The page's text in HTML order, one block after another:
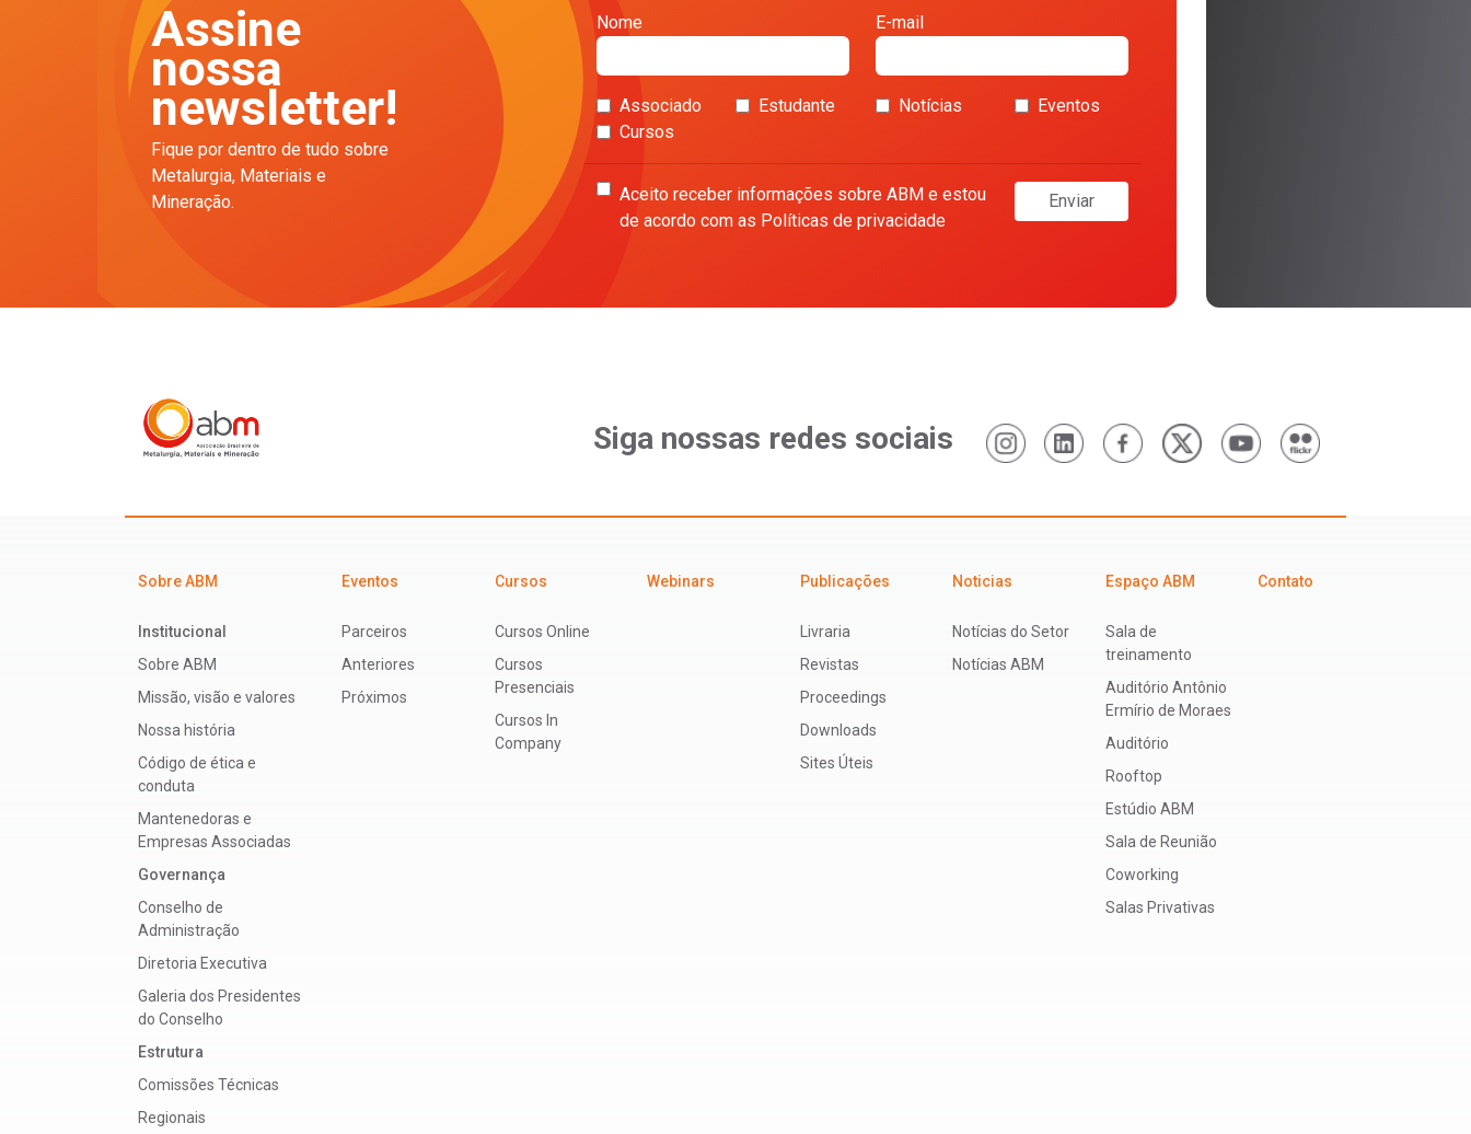
Assine
nossa
newsletter!
Fique por dentro de tudo sobre
Metalurgia, Materiais e
Mineração.
Nome E-mail
Associado Estudante Notícias
Eventos
Cursos
Aceito receber informações sobre ABM e estou
de acordo com as Políticas de privacidade
Enviar
Siga nossas redes sociais
Sobre ABM
Institucional
Sobre ABM
Missão, visão e valores
Nossa história
Código de ética e
conduta
Mantenedoras e
Empresas Associadas
Governança
Conselho de
Administração
Diretoria Executiva
Galeria dos Presidentes
do Conselho
Estrutura
Comissões Técnicas
Regionais
Eventos
Parceiros
Anteriores
Próximos
Cursos
Cursos Online
Cursos
Presenciais
Cursos In
Company
Webinars Publicações
Livraria
Revistas
Proceedings
Downloads
Sites Úteis
Noticias
Notícias do Setor
Notícias ABM
Espaço ABM
Sala de
treinamento
Auditório Antônio
Ermírio de Moraes
Auditório
Rooftop
Estúdio ABM
Sala de Reunião
Coworking
Salas Privativas
Contato